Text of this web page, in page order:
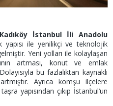
Kadıköy İstanbul İli Anadolu
yapısı ile yenilikçi ve teknolojik
Yeni yolları ile kolaylaşan
artması, konut ve emlak
bu fazlalıktan kaynaklı
Ayrıca komşu ilçelere
yapısından çıkıp İstanbul’un